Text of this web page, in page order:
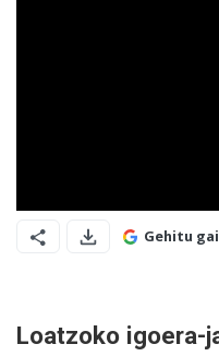
Gehitu
Loatzoko igoera-